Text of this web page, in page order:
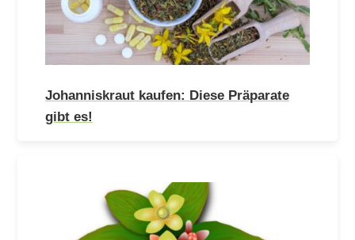
Johanniskraut kaufen: Diese Präparate
gibt es!